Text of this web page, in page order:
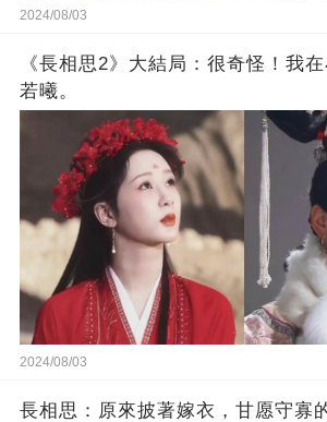
2024/08/03
《長相思2》大結局：很奇怪！我
若曦。
2024/08/03
長相思：原來披著嫁衣，甘愿守寡